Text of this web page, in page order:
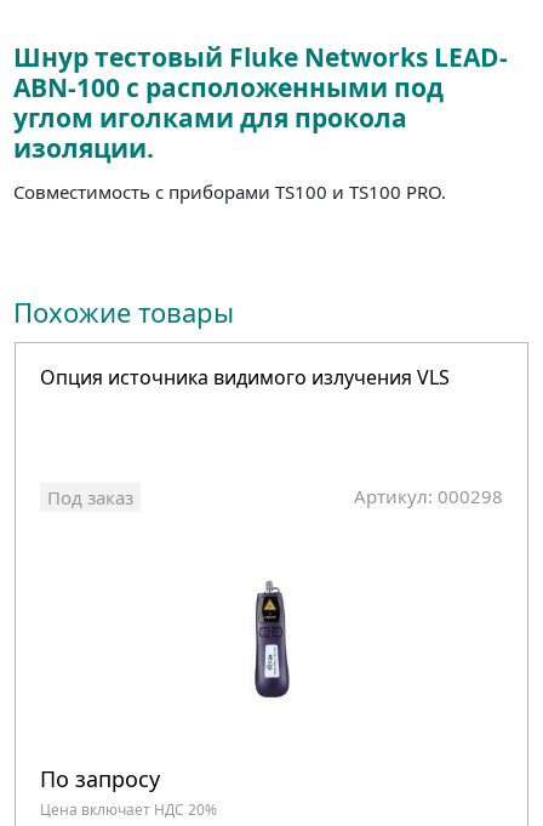
Шнур тестовый Fluke Networks LEAD-
ABN-100 с расположенными под
углом иголками для прокола
изоляции.
Совместимость с приборами TS100 и TS100 PRO.
Похожие товары
Опция источника видимого излучения VLS
Под заказ Артикул: 000298
По запросу
Цена включает НДС 20%